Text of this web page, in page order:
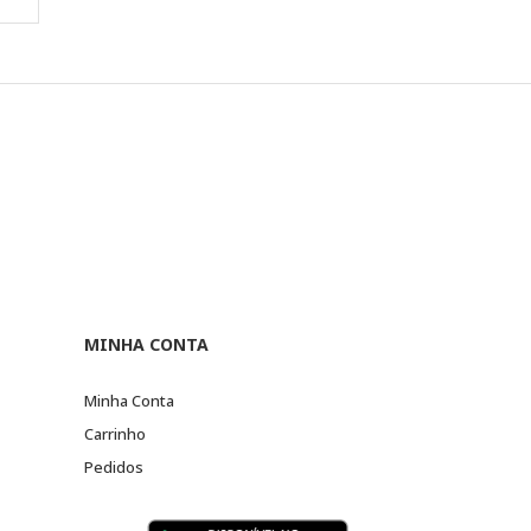
MINHA CONTA
Minha Conta
Carrinho
Pedidos